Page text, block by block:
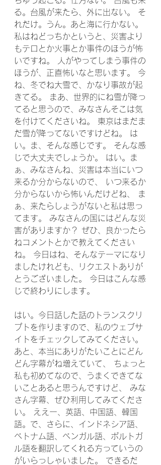
る。台風が来たら、外に出ない。 そ
れだけ。うん。あと海に行かない。
私はねどっちかというと、災害より
もテロとか火事とか事件のほうが怖
いですね。 人がやってしまう事件の
ほうが、正直怖いなと思います。 今
ね、冬でね大雪で、かなり事故が起
きてる。 まあ、世界的にね雪が降っ
てると思うので、みなさんそこは気
を付けてくださいね。 東京はまだま
だ雪が降ってないですけどね。 は
い。ま、そんな感じです。 そんな感
じで大丈夫でしょうか。 はい。ま
ぁ、みなさんね、災害は本当にいつ
来るか分からないので、 いつ来るか
分からないから怖いんだけどね、 ま
ぁ、来たらしょうがないと私は思っ
てます。 みなさんの国にはどんな災
害がありますか？ ぜひ、良かったら
ねコメントとかで教えてください
ね。 今日はね、そんなテーマになり
ましたけれども、リクエストありが
とうございました。 今日はこんな感
じで終わりにします。
はい。今日話した話のトランスクリ
プトを作りますので、私のウェブサ
イトをチェックしてみてください。
あと、本当にありがたいことにどん
どん字幕がね増えていて、 ちょっと
私も初めてなので、うまくできてな
いことあると思うんですけど、 みな
さん字幕、ぜひ利用してみてくださ
い。 ええー、英語、中国語、韓国
語。で、さらに、インドネシア語、
ベトナム語、ベンガル語、ポルトガ
ル語を翻訳してくれる方っていうの
がいらっしゃいました。 できるだ